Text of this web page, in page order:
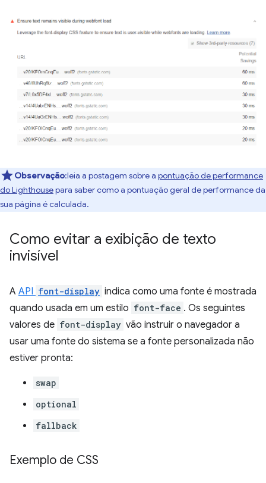
Observação:leia a postagem sobre a pontuação de performance
do Lighthousepara saber como a pontuação geral de performance da
sua página é calculada.
Como evitar a exibição de texto
invisível
A API font-display indica como uma fonte é mostrada
quando usada em um estilo font-face . Os seguintes
valores de font-display vão instruir o navegador a
usar uma fonte do sistema se a fonte personalizada não
estiver pronta:
swap
optional
fallback
Exemplo de CSS